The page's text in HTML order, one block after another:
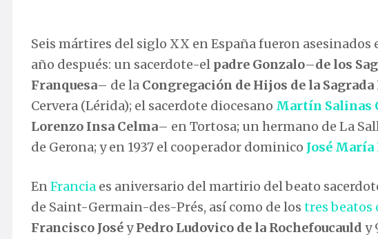
Seis mártires del siglo XX en España fueron
año después: un sacerdote-el padre Gonzalo–de los
Franquesa– de la Congregación de Hijos de la
Cervera (Lérida); el sacerdote diocesano Martín Salinas
Lorenzo Insa Celma– en Tortosa; un hermano de La
de Gerona; y en 1937 el cooperador dominico José
EnFrancia es aniversario del martirio del beato
de Saint-Germain-des-Prés, así como de los tres beatos
Francisco JoséyPedro Ludovico de la Rochefoucauld y